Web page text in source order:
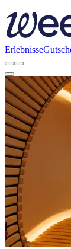
Erlebnisse